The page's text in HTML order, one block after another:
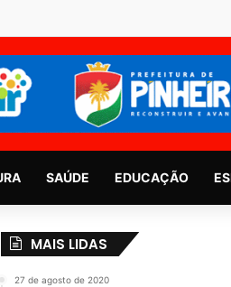
SAÚDE EDUCAÇÃO
MAIS LIDAS
27 de agosto de 2020